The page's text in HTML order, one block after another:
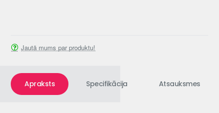
Jautā mums par produktu!
Apraksts Specifikācija Atsauksmes